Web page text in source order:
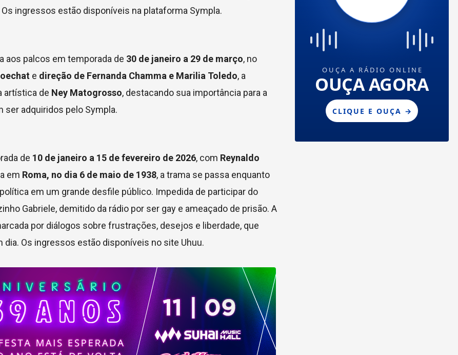
Os ingressos estão disponíveis na plataforma Sympla.
aos palcos em temporada de 30 de janeiro a 29 de março, no
e direção de Fernanda Chamma e Marilia Toledo, a
artística de Ney Matogrosso, destacando sua importância para a
ser adquiridos pelo Sympla.
de 10 de janeiro a 15 de fevereiro de 2026, com Reynaldo
em Roma, no dia 6 de maio de 1938, a trama se passa enquanto
em um grande desfile público. Impedida de participar do
Gabriele, demitido da rádio por ser gay e ameaçado de prisão. A
por diálogos sobre frustrações, desejos e liberdade, que
Os ingressos estão disponíveis no site Uhuu.